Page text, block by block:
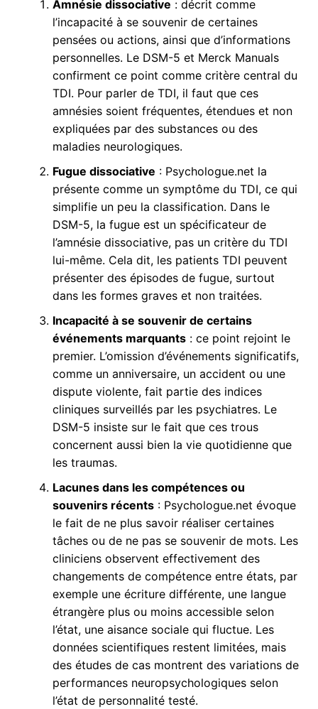
Amnésie dissociative : décrit comme
l’incapacité à se souvenir de certaines
pensées ou actions, ainsi que d’informations
personnelles. Le DSM-5 et Merck Manuals
confirment ce point comme critère central du
TDI. Pour parler de TDI, il faut que ces
amnésies soient fréquentes, étendues et non
expliquées par des substances ou des
maladies neurologiques.
Fugue dissociative : Psychologue.net la
présente comme un symptôme du TDI, ce qui
simplifie un peu la classification. Dans le
DSM-5, la fugue est un spécificateur de
l’amnésie dissociative, pas un critère du TDI
lui-même. Cela dit, les patients TDI peuvent
présenter des épisodes de fugue, surtout
dans les formes graves et non traitées.
Incapacité à se souvenir de certains
événements marquants: ce point rejoint le
premier. L’omission d’événements significatifs,
comme un anniversaire, un accident ou une
dispute violente, fait partie des indices
cliniques surveillés par les psychiatres. Le
DSM-5 insiste sur le fait que ces trous
concernent aussi bien la vie quotidienne que
les traumas.
Lacunes dans les compétences ou
souvenirs récents: Psychologue.net évoque
le fait de ne plus savoir réaliser certaines
tâches ou de ne pas se souvenir de mots. Les
cliniciens observent effectivement des
changements de compétence entre états, par
exemple une écriture différente, une langue
étrangère plus ou moins accessible selon
l’état, une aisance sociale qui fluctue. Les
données scientifiques restent limitées, mais
des études de cas montrent des variations de
performances neuropsychologiques selon
l’état de personnalité testé.